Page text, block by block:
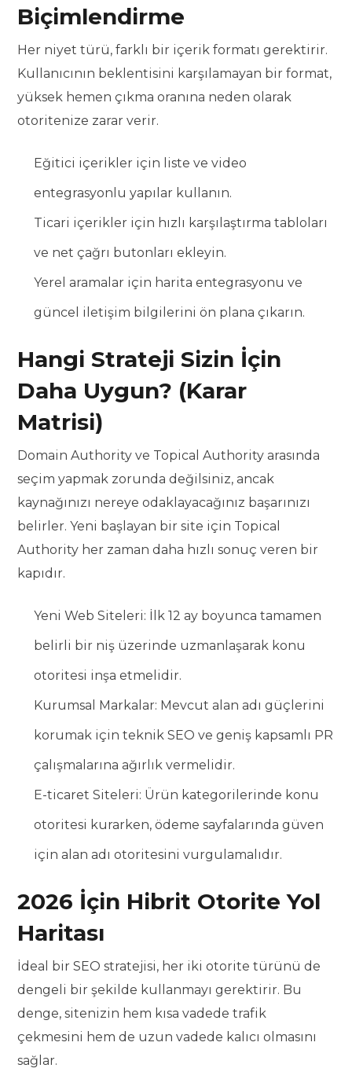
Biçimlendirme
Her niyet türü, farklı bir içerik formatı gerektirir.
Kullanıcının beklentisini karşılamayan bir format,
yüksek hemen çıkma oranına neden olarak
otoritenize zarar verir.
Eğitici içerikler için liste ve video
entegrasyonlu yapılar kullanın.
Ticari içerikler için hızlı karşılaştırma tabloları
ve net çağrı butonları ekleyin.
Yerel aramalar için harita entegrasyonu ve
güncel iletişim bilgilerini ön plana çıkarın.
Hangi Strateji Sizin İçin
Daha Uygun? (Karar
Matrisi)
Domain Authority ve Topical Authority arasında
seçim yapmak zorunda değilsiniz, ancak
kaynağınızı nereye odaklayacağınız başarınızı
belirler. Yeni başlayan bir site için Topical
Authority her zaman daha hızlı sonuç veren bir
kapıdır.
Yeni Web Siteleri: İlk 12 ay boyunca tamamen
belirli bir niş üzerinde uzmanlaşarak konu
otoritesi inşa etmelidir.
Kurumsal Markalar: Mevcut alan adı güçlerini
korumak için teknik SEO ve geniş kapsamlı PR
çalışmalarına ağırlık vermelidir.
E-ticaret Siteleri: Ürün kategorilerinde konu
otoritesi kurarken, ödeme sayfalarında güven
için alan adı otoritesini vurgulamalıdır.
2026 İçin Hibrit Otorite Yol
Haritası
İdeal bir SEO stratejisi, her iki otorite türünü de
dengeli bir şekilde kullanmayı gerektirir. Bu
denge, sitenizin hem kısa vadede trafik
çekmesini hem de uzun vadede kalıcı olmasını
sağlar.